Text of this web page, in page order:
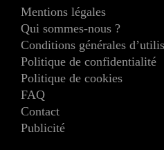
Mentions légales
Qui sommes-nous ?
Conditions générales
Politique de confidentialité
Politique de cookies
FAQ
Contact
Publicité